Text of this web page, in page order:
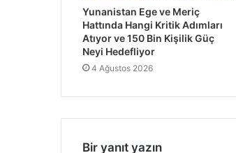
Yunanistan Ege ve Meriç
Hattında Hangi Kritik Adımları
Atıyor ve 150 Bin Kişilik Güç
Neyi Hedefliyor
4 Ağustos 2026
Bir yanıt yazın